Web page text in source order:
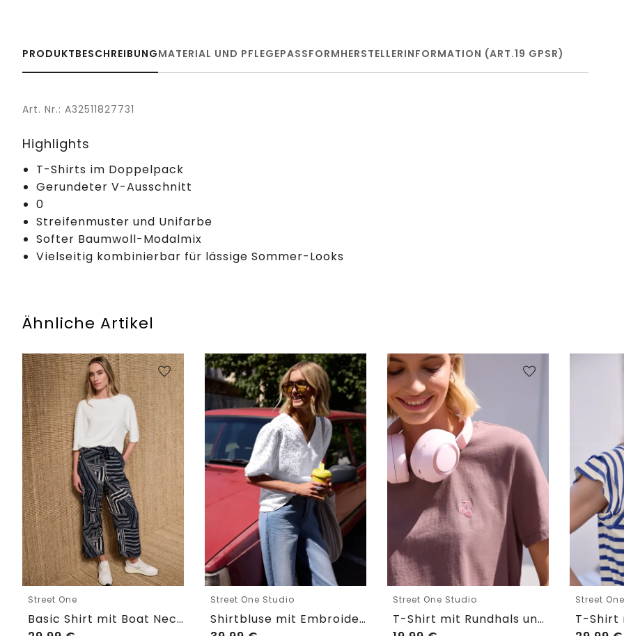
PRODUKTBESCHREIBUNGMATERIAL UND PFLEGEPASSFORMHERSTELLERINFORMATION (ART.19 GPSR)
Art. Nr.: A32511827731
Highlights
T-Shirts im Doppelpack
Gerundeter V-Ausschnitt
0
Streifenmuster und Unifarbe
Softer Baumwoll-Modalmix
Vielseitig kombinierbar für lässige Sommer-Looks
Ähnliche Artikel
Street One
Basic Shirt mit Boat Neck und Elastikbund
Street One Studio
Shirtbluse mit Embroidery-Front
Street One Studio
T-Shirt mit Rundhals und Embroidery-Detail
Street